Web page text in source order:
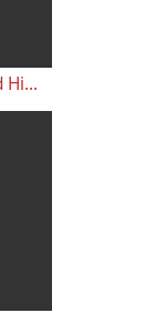
Ma - Mutter - Sanskrit und Hinduismus Wörterbuch